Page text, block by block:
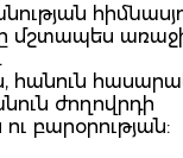
մշտապես
հանուն
ժողովրդի
բարօրության: